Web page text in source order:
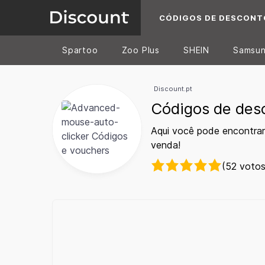
CÓDIGOS DE
Spartoo Zoo Plus SHEIN
Discount.pt
Códigos de
Aqui você pode
venda!
(52